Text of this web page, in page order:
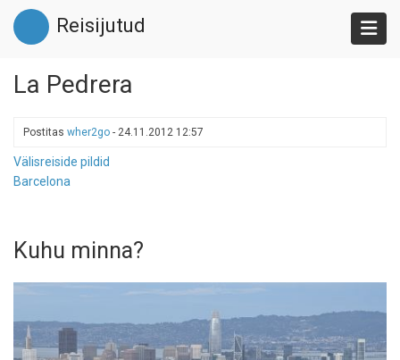
Liigu
edasi
põhisisu
Reisijutud
La Pedrera
Postitas wher2go - 24.11.2012 12:57
Välisreiside pildid
Barcelona
Kuhu minna?